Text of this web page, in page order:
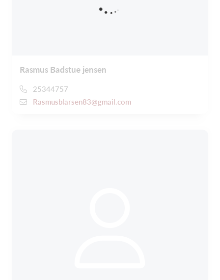
Rasmus Badstue jensen
25344757
Rasmusblarsen83@gmail.com